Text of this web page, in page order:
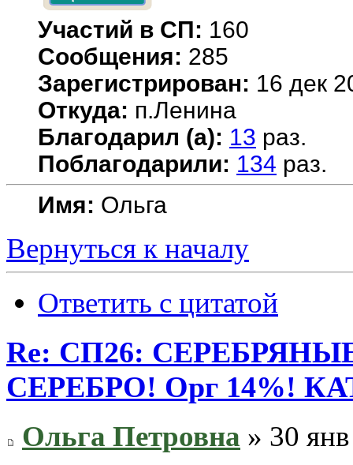
Участий в СП: 160
Сообщения: 285
Зарегистрирован: 16 дек
Откуда: п.Ленина
Благодарил (а): 13 раз.
Поблагодарили: 134 раз.
Имя: Ольга
Вернуться к началу
Ответить с цитатой
Re: СП26:
СЕРЕБРО! Орг 14%!
Ольга Петровна » 30